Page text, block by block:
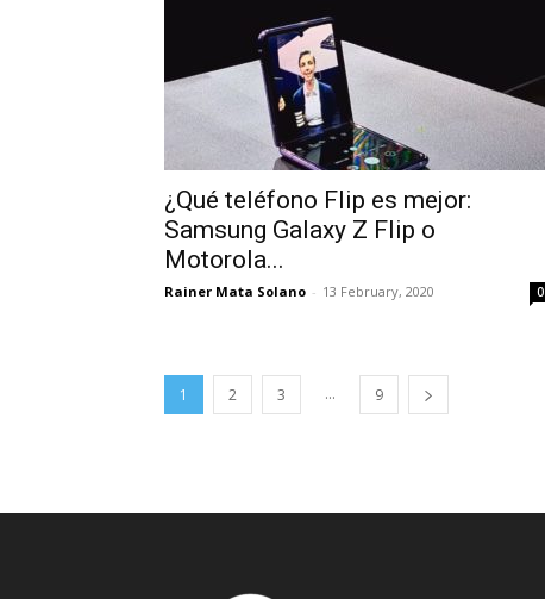
¿Qué teléfono Flip es mejor:
Samsung Galaxy Z Flip o
Motorola...
Rainer Mata Solano - 13 February, 2020 0
1 2 3 ... 9